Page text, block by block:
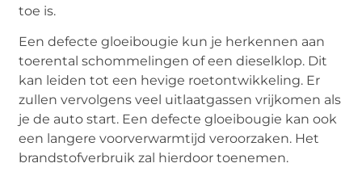
toe is.
Een defecte gloeibougie kun je herkennen aan
toerental schommelingen of een dieselklop. Dit
kan leiden tot een hevige roetontwikkeling. Er
zullen vervolgens veel uitlaatgassen vrijkomen als
je de auto start. Een defecte gloeibougie kan ook
een langere voorverwarmtijd veroorzaken. Het
brandstofverbruik zal hierdoor toenemen.